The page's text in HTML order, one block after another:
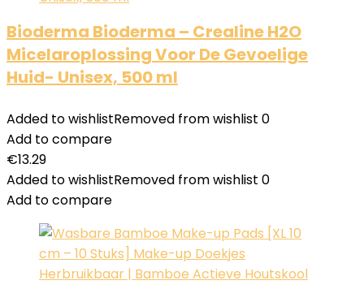
Bioderma Bioderma – Crealine H2O
Micelaroplossing Voor De Gevoelige
Huid- Unisex, 500 ml
Added to wishlistRemoved from wishlist 0
Add to compare
€13.29
Added to wishlistRemoved from wishlist 0
Add to compare